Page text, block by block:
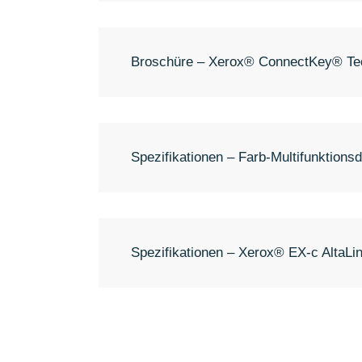
Broschüre – Xerox® ConnectKey®
Spezifikationen – Farb-
Spezifikationen – Xerox® EX-c